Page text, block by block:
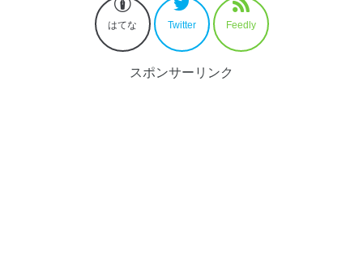
はてな Twitter Feedly
スポンサーリンク